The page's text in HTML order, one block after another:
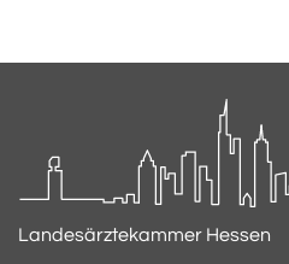
Landesärztekammer Hessen